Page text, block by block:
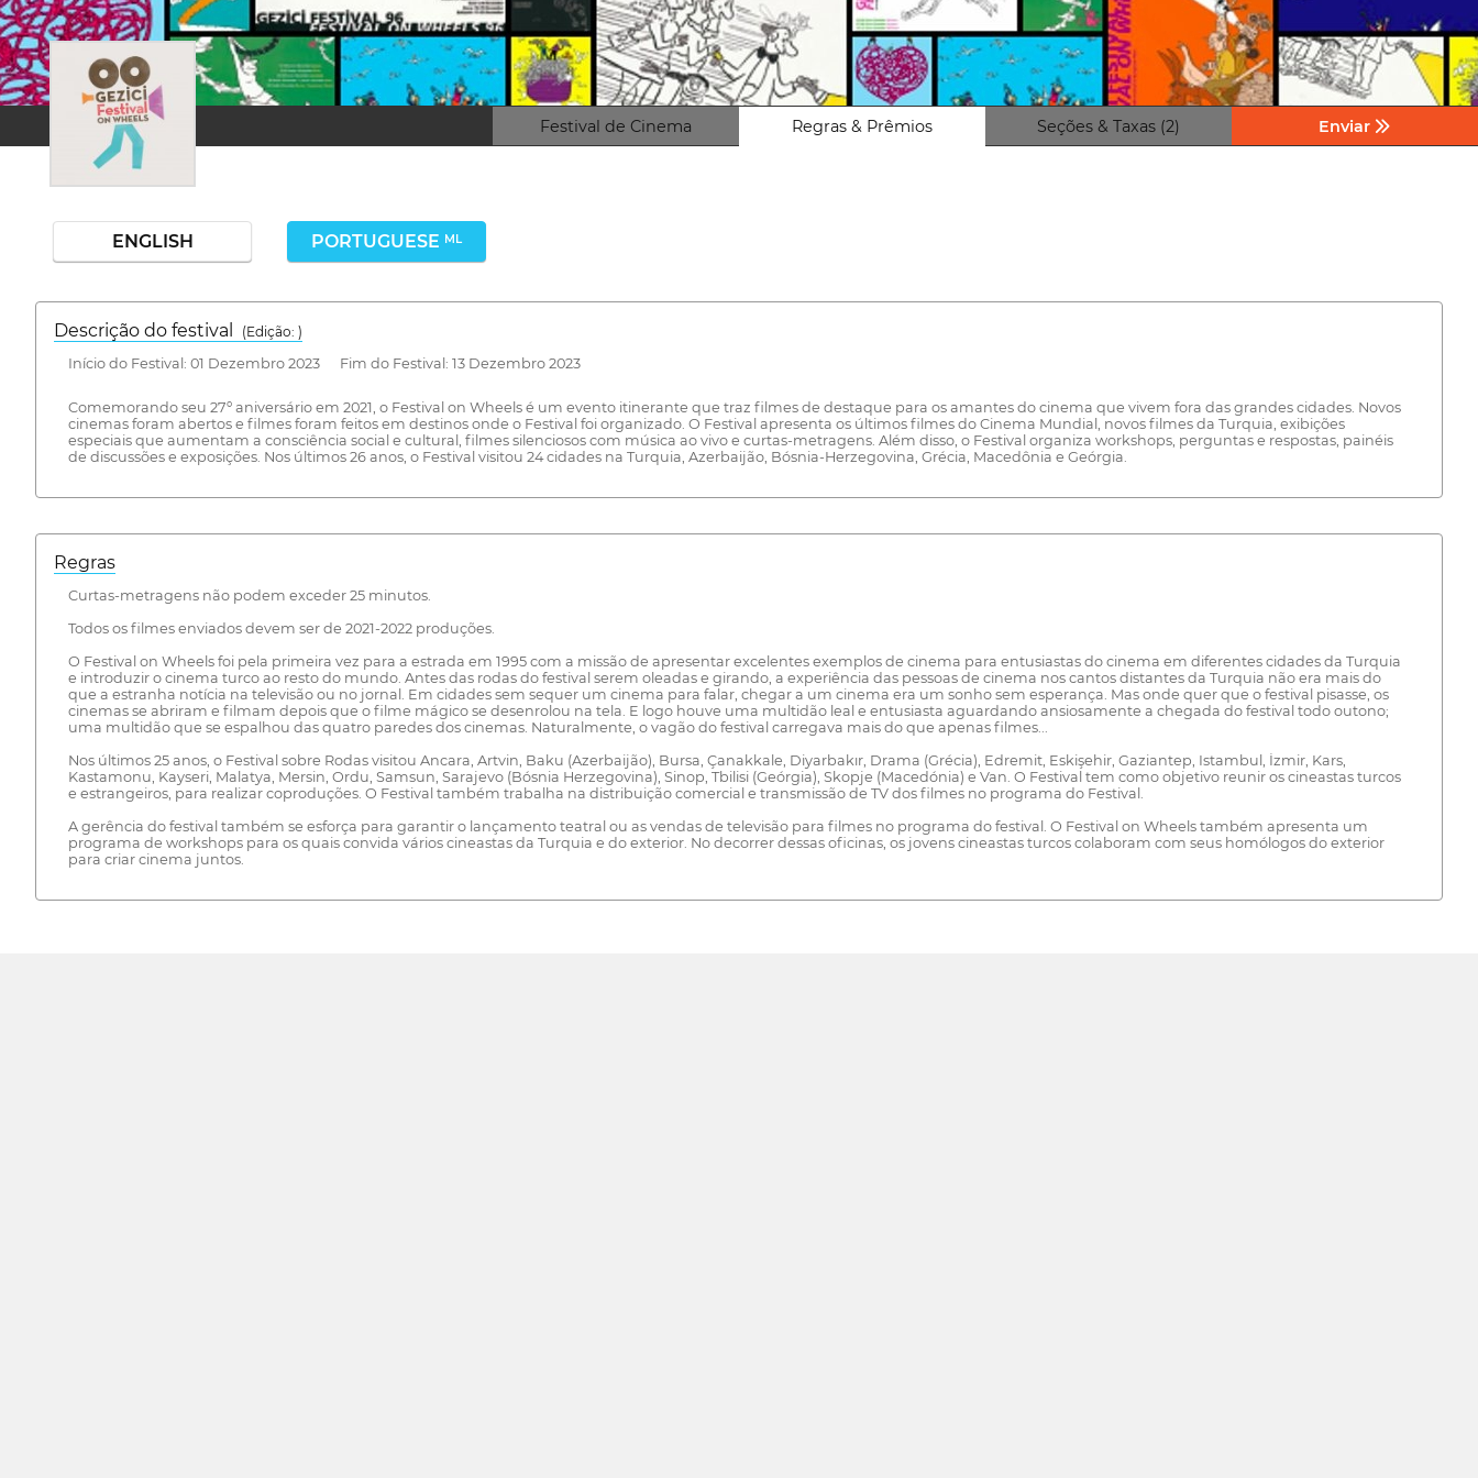
Festival de Cinema Regras & Prêmios Seções & Taxas (2) Enviar
ENGLISH PORTUGUESE ML
Descrição do festival
(Edição: )
Início do Festival: 01 Dezembro 2023 Fim do Festival: 13 Dezembro 2023
Comemorando seu 27º aniversário em 2021, o Festival on Wheels é um evento itinerante que traz filmes de destaque para os amantes do cinema que vivem fora das grandes cidades. Novos
cinemas foram abertos e filmes foram feitos em destinos onde o Festival foi organizado. O Festival apresenta os últimos filmes do Cinema Mundial, novos filmes da Turquia, exibições
especiais que aumentam a consciência social e cultural, filmes silenciosos com música ao vivo e curtas-metragens. Além disso, o Festival organiza workshops, perguntas e respostas, painéis
de discussões e exposições. Nos últimos 26 anos, o Festival visitou 24 cidades na Turquia, Azerbaijão, Bósnia-Herzegovina, Grécia, Macedônia e Geórgia.
Regras
Curtas-metragens não podem exceder 25 minutos.
Todos os filmes enviados devem ser de 2021-2022 produções.
O Festival on Wheels foi pela primeira vez para a estrada em 1995 com a missão de apresentar excelentes exemplos de cinema para entusiastas do cinema em diferentes cidades da Turquia
e introduzir o cinema turco ao resto do mundo. Antes das rodas do festival serem oleadas e girando, a experiência das pessoas de cinema nos cantos distantes da Turquia não era mais do
que a estranha notícia na televisão ou no jornal. Em cidades sem sequer um cinema para falar, chegar a um cinema era um sonho sem esperança. Mas onde quer que o festival pisasse, os
cinemas se abriram e filmam depois que o filme mágico se desenrolou na tela. E logo houve uma multidão leal e entusiasta aguardando ansiosamente a chegada do festival todo outono;
uma multidão que se espalhou das quatro paredes dos cinemas. Naturalmente, o vagão do festival carregava mais do que apenas filmes...
Nos últimos 25 anos, o Festival sobre Rodas visitou Ancara, Artvin, Baku (Azerbaijão), Bursa, Çanakkale, Diyarbakır, Drama (Grécia), Edremit, Eskişehir, Gaziantep, Istambul, İzmir, Kars,
Kastamonu, Kayseri, Malatya, Mersin, Ordu, Samsun, Sarajevo (Bósnia Herzegovina), Sinop, Tbilisi (Geórgia), Skopje (Macedónia) e Van. O Festival tem como objetivo reunir os cineastas turcos
e estrangeiros, para realizar coproduções. O Festival também trabalha na distribuição comercial e transmissão de TV dos filmes no programa do Festival.
A gerência do festival também se esforça para garantir o lançamento teatral ou as vendas de televisão para filmes no programa do festival. O Festival on Wheels também apresenta um
programa de workshops para os quais convida vários cineastas da Turquia e do exterior. No decorrer dessas oficinas, os jovens cineastas turcos colaboram com seus homólogos do exterior
para criar cinema juntos.